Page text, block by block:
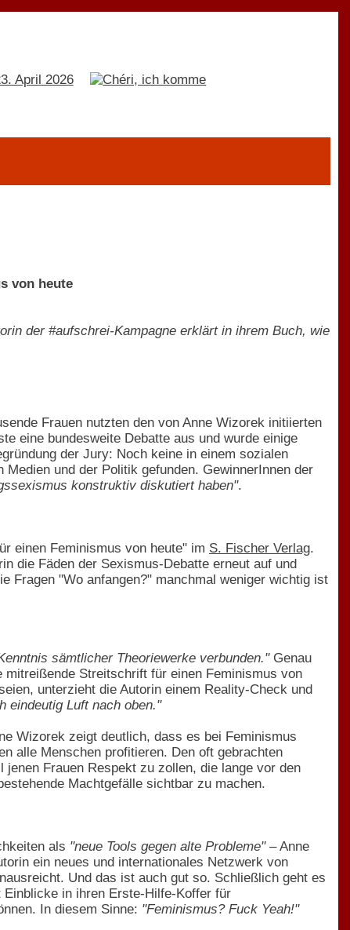
von heute
der #aufschrei-Kampagne erklärt in ihrem Buch, wie
Frauen nutzten den von Anne Wizorek initiierten
eine bundesweite Debatte aus und wurde einige
der Jury: Noch keine in einem sozialen
und der Politik gefunden. GewinnerInnen der
konstruktiv diskutiert haben".
einen Feminismus von heute" im S. Fischer Verlag.
die Fäden der Sexismus-Debatte erneut auf und
Fragen "Wo anfangen?" manchmal weniger wichtig ist
sämtlicher Theoriewerke verbunden."Genau
Streitschrift für einen Feminismus von
unterzieht die Autorin einem Reality-Check und
eindeutig Luft nach oben."
Wizorek zeigt deutlich, dass es bei Feminismus
alle Menschen profitieren. Den oft gebrachten
Frauen Respekt zu zollen, die lange vor den
Machtgefälle sichtbar zu machen.
als "neue Tools gegen alte Probleme"– Anne
ein neues und internationales Netzwerk von
Und das ist auch gut so. Schließlich geht es
in ihren Erste-Hilfe-Koffer für
In diesem Sinne: "Feminismus? Fuck Yeah!"